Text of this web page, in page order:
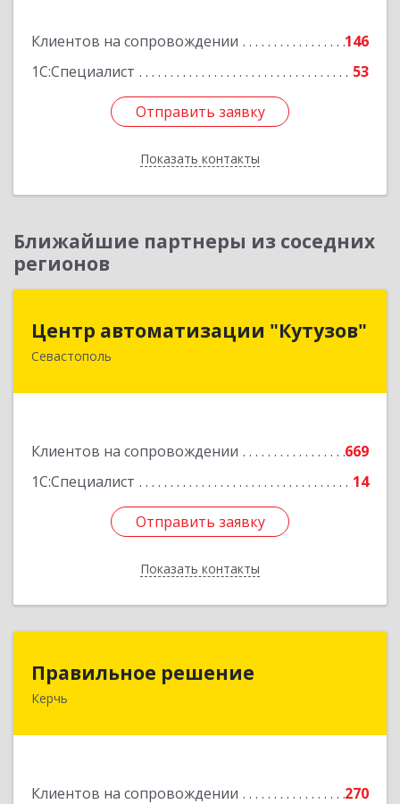
Клиентов на сопровождении
146
1С:Специалист
53
Отправить заявку
Показать контакты
Отправить заявку
Назад
Ближайшие партнеры из соседних
регионов
Центр автоматизации "Кутузов"
Севастополь
Клиентов на сопровождении
669
1С:Специалист
14
Отправить заявку
Показать контакты
299011, Севастополь г, Генерала Петрова ул,
Отправить заявку
Назад
Правильное решение
Керчь
Клиентов на сопровождении 270
298330, Крым Респ, Керчь г, Адмиралтейский